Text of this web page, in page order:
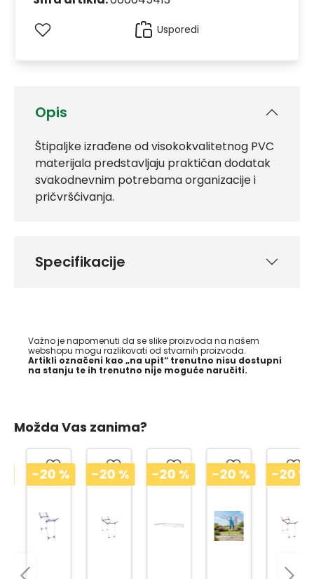
Opis
Štipaljke izrađene od visokokvalitetnog PVC
materijala predstavljaju praktičan dodatak
svakodnevnim potrebama organizacije i
pričvršćivanja.
Specifikacije
Važno je napomenuti da se slike proizvoda na našem
webshopu mogu razlikovati od stvarnih proizvoda.
Artikli označeni kao „na upit“ trenutno nisu dostupni
na stanju te ih trenutno nije moguće naručiti.
Usporedi
Možda Vas zanima?
-20% -20% -20% -20% -20%